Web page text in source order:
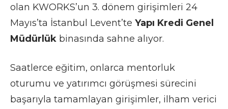
olan KWORKS’un 3. dönem girişimleri 24
Mayıs’ta İstanbul Levent’te Yapı Kredi Genel
Müdürlük binasında sahne alıyor.
Saatlerce eğitim, onlarca mentorluk
oturumu ve yatırımcı görüşmesi sürecini
başarıyla tamamlayan girişimler, ilham verici